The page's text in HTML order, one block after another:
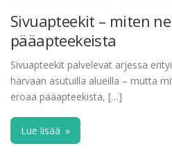
Sivuapteekit – miten
pääapteekeista
Sivuapteekit palvelevat arjessa
harvaan asutuilla alueilla – mutta
eroaa pääapteekista, […]
Lue lisää »